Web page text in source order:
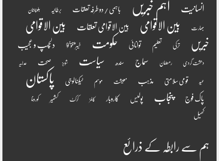
انسانیت اہم خبریں باہمی / دو طرفہ تعلقات برطانیہ بلوچستان
بھارت بین الاقوامی بین الاقوامی تعلقات
بین الاقوامی
خبریں
ترکی تعلیم توانائی حکومت خیبر پختونخوا دلچسپ و عجیب
دھشت گردی رمضان سماج سندھ سیاست شوبز صحت عدلیہ
عید قومی سلامتی مذہب معیشت موسم ٹیکنالوجی پاکستان
پاک فوج پنجاب پولیس کاروبار کالمز کرکٹ کشمیر کورونا
کھیل
ہم سے رابطہ کے ذرائع